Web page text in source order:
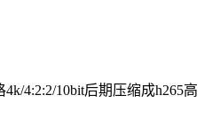
4:2:2/10bit后期压缩成h265高